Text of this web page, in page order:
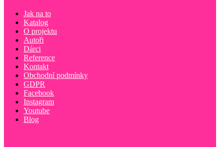
Jak na to
Katalog
O projektu
Autoři
Dárci
Reference
Kontakt
Obchodní podmínky
GDPR
Facebook
Instagram
Youtube
Blog